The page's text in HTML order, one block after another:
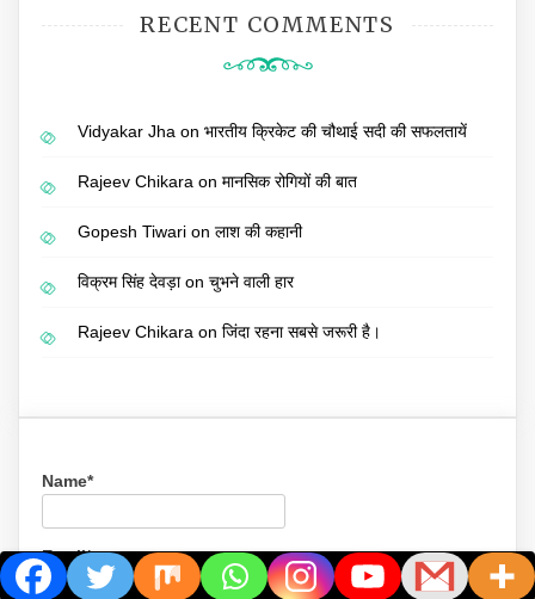
RECENT COMMENTS
Vidyakar Jha on भारतीय क्रिकेट की चौथाई सदी की सफलतायें
Rajeev Chikara on मानसिक रोगियों की बात
Gopesh Tiwari on लाश की कहानी
विक्रम सिंह देवड़ाon चुभने वाली हार
Rajeev Chikara on जिंदा रहना सबसे जरूरी है।
Name*
Email*